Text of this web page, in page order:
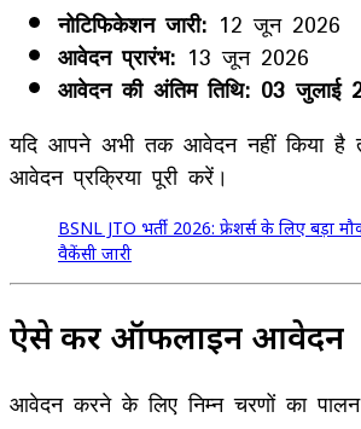
नोटिफिकेशन जारी: 12 जून 2026
आवेदन प्रारंभ: 13 जून 2026
आवेदन की अंतिम तिथि: 03 जुलाई
यदि आपने अभी तक आवेदन नहीं किया
आवेदन प्रक्रिया पूरी करें।
BSNL JTO भर्ती 2026: फ्रेशर्स के लिए बड़ा
वैकेंसी जारी
ऐसे करें ऑफलाइन आवेदन
आवेदन करने के लिए निम्न चरणों का